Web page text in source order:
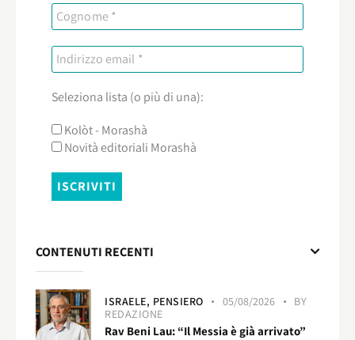
Seleziona lista (o più di una):
Kolòt - Morashà
Novità editoriali Morashà
CONTENUTI RECENTI
ISRAELE, PENSIERO 05/08/2026
BY
REDAZIONE
Rav Beni Lau: “Il Messia è già arrivato”